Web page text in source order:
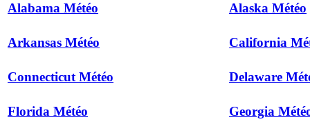
Alabama Météo Alaska Météo
Arkansas Météo California
Connecticut Météo Delaware
Florida Météo Georgia